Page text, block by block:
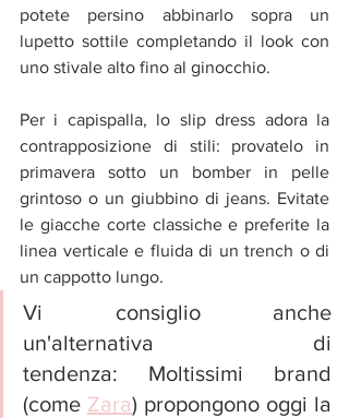
potete persino abbinarlo sopra un
lupetto sottile completando il look con
uno stivale alto fino al ginocchio.
Per i capispalla, lo slip dress adora la
contrapposizione di stili: provatelo in
primavera sotto un bomber in pelle
grintoso o un giubbino di jeans. Evitate
le giacche corte classiche e preferite la
linea verticale e fluida di un trench o di
un cappotto lungo.
Vi consiglio anche
un'alternativa di
tendenza: Moltissimi brand
(come Zara